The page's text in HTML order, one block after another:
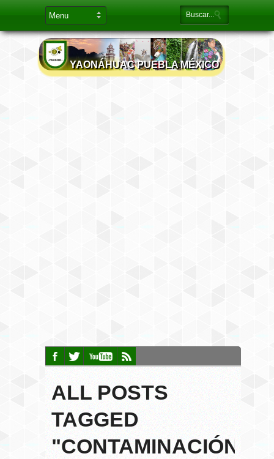
YAONÁHUAC PUEBLA MÉXICO
ALL POSTS
TAGGED
"CONTAMINACIÓN"